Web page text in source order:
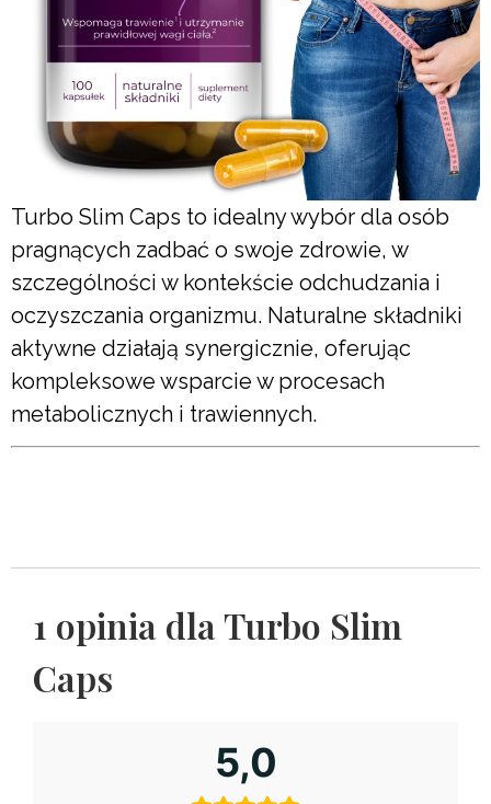
Turbo Slim Caps to idealny wybór dla osób
pragnących zadbać o swoje zdrowie, w
szczególności w kontekście odchudzania i
oczyszczania organizmu. Naturalne składniki
aktywne działają synergicznie, oferując
kompleksowe wsparcie w procesach
metabolicznych i trawiennych.
1 opinia dla Turbo Slim
Caps
5,0